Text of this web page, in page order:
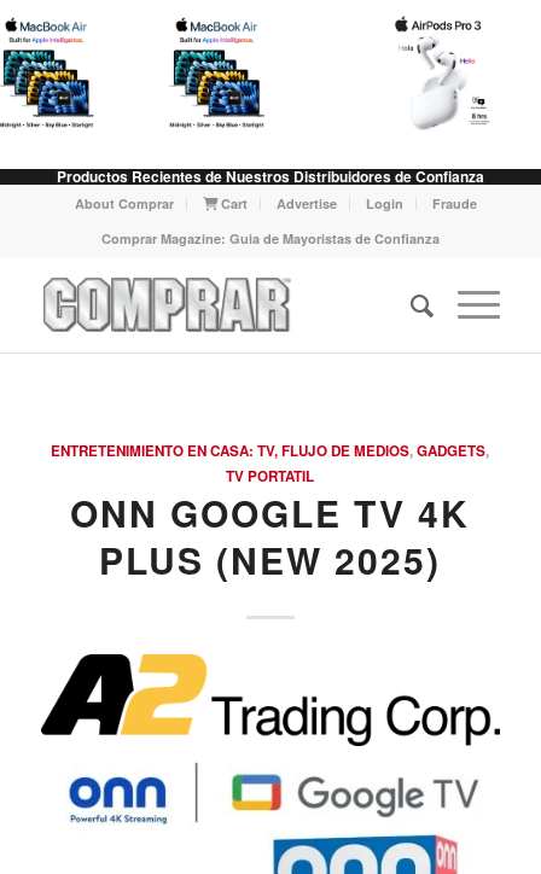
Productos Recientes de Nuestros Distribuidores de Confianza
About Comprar Cart Advertise Login
Fraude
Comprar Magazine: Guia de Mayoristas de Confianza
ENTRETENIMIENTO EN CASA: TV, FLUJO DE MEDIOS,GADGETS,
TV PORTATIL
ONN GOOGLE TV 4K
PLUS (NEW 2025)